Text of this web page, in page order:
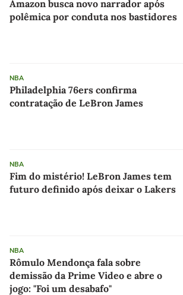
Amazon busca novo narrador após
polêmica por conduta nos bastidores
NBA
Philadelphia 76ers confirma
contratação de LeBron James
NBA
Fim do mistério! LeBron James tem
futuro definido após deixar o Lakers
NBA
Rômulo Mendonça fala sobre
demissão da Prime Video e abre o
jogo: "Foi um desabafo"